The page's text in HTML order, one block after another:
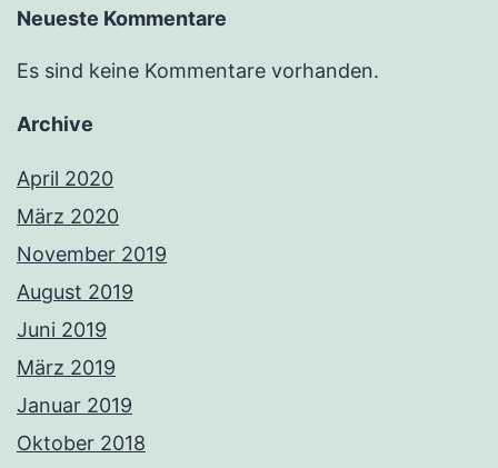
Neueste Kommentare
Es sind keine Kommentare vorhanden.
Archive
April 2020
März 2020
November 2019
August 2019
Juni 2019
März 2019
Januar 2019
Oktober 2018